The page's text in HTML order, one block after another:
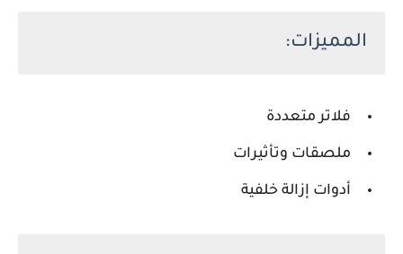
المميزات:
فلاتر متعددة
ملصقات وتأثيرات
أدوات إزالة خلفية